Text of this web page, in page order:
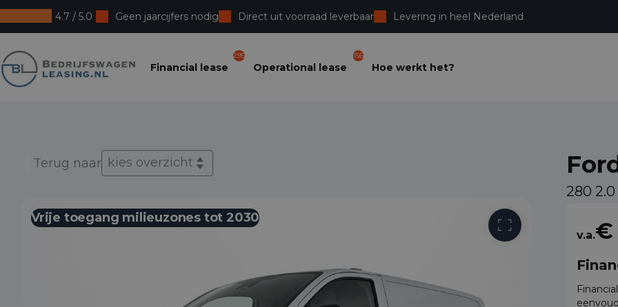
4.7 / 5.0 Geen jaarcijfers nodig Direct uit voorraad leverbaar Levering in heel Nederland
Bedrijfswagenleasing
Financial lease
295
Operational lease
156
Hoe werkt het?
Terug naar kies overzicht
Vrije toegang milieuzones tot 2030
280 2.0
v.a.€